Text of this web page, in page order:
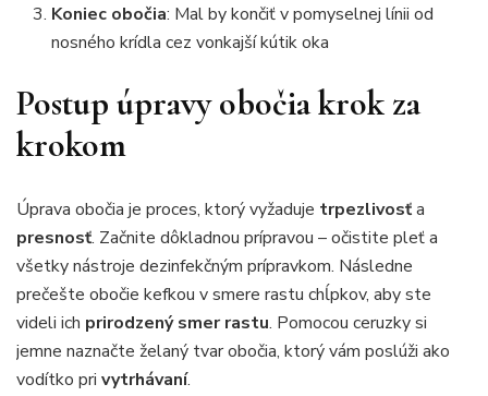
Koniec obočia: Mal by končiť v pomyselnej línii od
nosného krídla cez vonkajší kútik oka
Postup úpravy obočia krok za
krokom
Úprava obočia je proces, ktorý vyžaduje trpezlivosťa
presnosť. Začnite dôkladnou prípravou – očistite pleť a
všetky nástroje dezinfekčným prípravkom. Následne
prečešte obočie kefkou v smere rastu chĺpkov, aby ste
videli ich prirodzený smer rastu. Pomocou ceruzky si
jemne naznačte želaný tvar obočia, ktorý vám poslúži ako
vodítko pri vytrhávaní.